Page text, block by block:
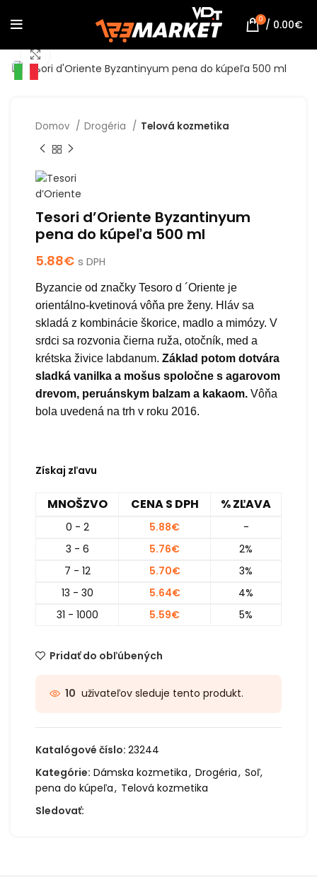
0 / 0.00€
Domov Drogéria Telová kozmetika
Tesori d’Oriente Byzantinyum
pena do kúpeľa 500 ml
5.88€ s DPH
Byzancie od značky Tesoro d ´Oriente je
orientálno-kvetinová vôňa pre ženy. Hláv sa
skladá z kombinácie škorice, madlo a mimózy. V
srdci sa rozvonia čierna ruža, otočník, med a
krétska živice labdanum. Základ potom dotvára
sladká vanilka a mošus spoločne s agarovom
drevom, peruánskym balzam a kakaom. Vôňa
bola uvedená na trh v roku 2016.
Získaj zľavu
MNOŠZVO CENA S DPH % ZĽAVA
0 - 2 5.88€
-
3 - 6
5.76€
2%
7 - 12
5.70€
3%
13 - 30
5.64€
4%
31 - 1000
5.59€ 5%
Pridať do obľúbených
10 uživateľov sleduje tento produkt.
Katalógové číslo: 23244
Kategórie: Dámska kozmetika, Drogéria, Soľ,
pena do kúpeľa, Telová kozmetika
Sledovať: